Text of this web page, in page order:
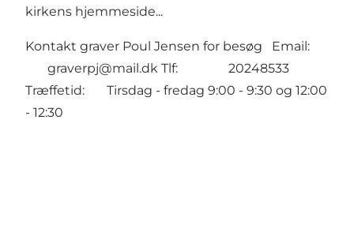
kirkens hjemmeside...
Kontakt graver Poul Jensen for besøg Email:
graverpj@mail.dk Tlf: 20248533
Træffetid: Tirsdag - fredag 9:00 - 9:30 og 12:00
- 12:30